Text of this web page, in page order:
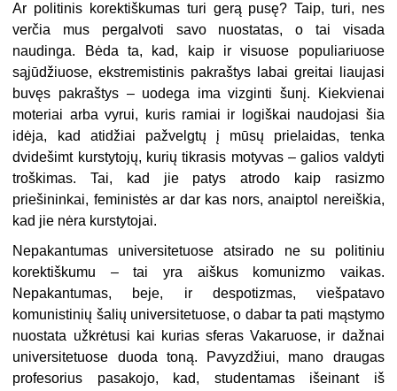
Ar politinis korektiškumas turi gerą pusę? Taip, turi, nes
verčia mus pergalvoti savo nuostatas, o tai visada
naudinga. Bėda ta, kad, kaip ir visuose populiariuose
sąjūdžiuose, ekstremistinis pakraštys labai greitai liaujasi
buvęs pakraštys – uodega ima vizginti šunį. Kiekvienai
moteriai arba vyrui, kuris ramiai ir logiškai naudojasi šia
idėja, kad atidžiai pažvelgtų į mūsų prielaidas, tenka
dvidešimt kurstytojų, kurių tikrasis motyvas – galios valdyti
troškimas. Tai, kad jie patys atrodo kaip rasizmo
priešininkai, feministės ar dar kas nors, anaiptol nereiškia,
kad jie nėra kurstytojai.
Nepakantumas universitetuose atsirado ne su politiniu
korektiškumu – tai yra aiškus komunizmo vaikas.
Nepakantumas, beje, ir despotizmas, viešpatavo
komunistinių šalių universitetuose, o dabar ta pati mąstymo
nuostata užkrėtusi kai kurias sferas Vakaruose, ir dažnai
universitetuose duoda toną. Pavyzdžiui, mano draugas
profesorius pasakojo, kad, studentamas išeinant iš